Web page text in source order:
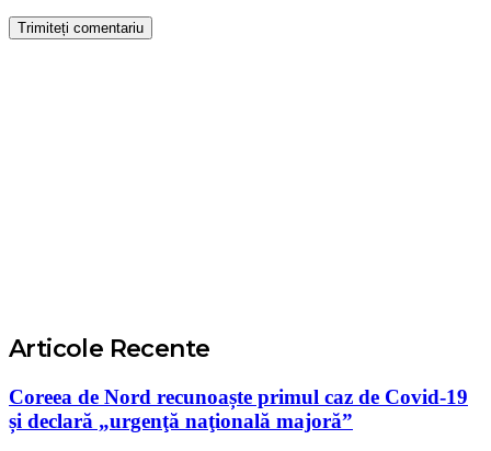
Articole Recente
Coreea de Nord recunoaște primul caz de Covid-19
și declară „urgenţă naţională majoră”